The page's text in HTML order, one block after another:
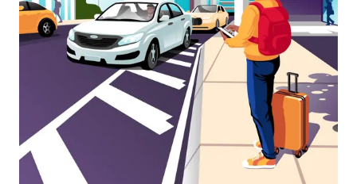
klávesy
Esc
zavřeš
kalendář.